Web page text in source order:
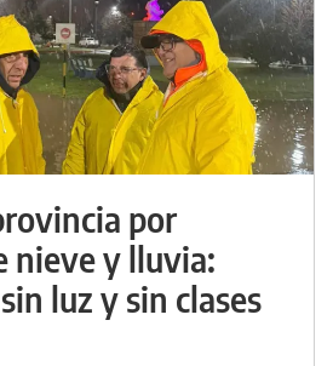
por
nieve y lluvia:
luz y sin clases